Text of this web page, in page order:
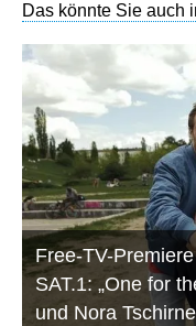
Das könnte Sie auch
Free-TV-
SAT.1: „One for
und Nora